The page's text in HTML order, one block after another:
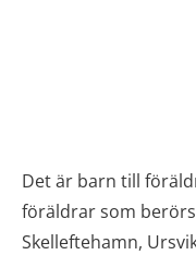
Det är barn till
föräldrar som
Skelleftehamn,